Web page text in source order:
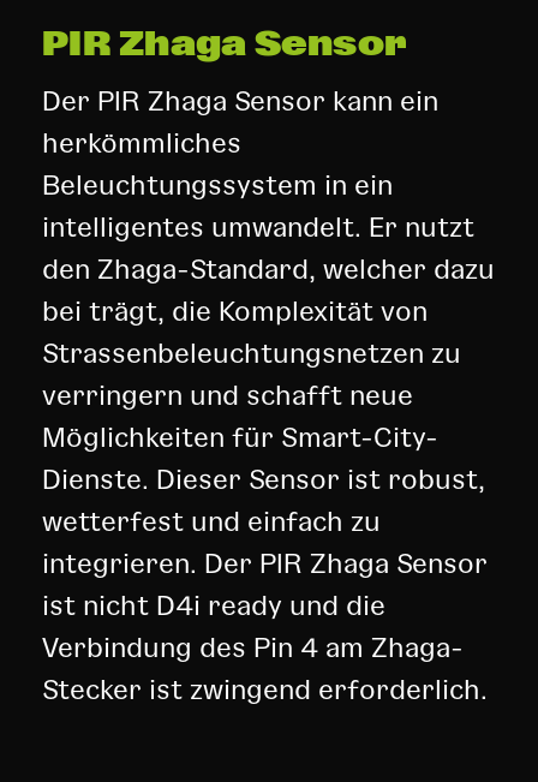
PIR Zhaga Sensor
Der PIR Zhaga Sensor kann ein
herkömmliches
Beleuchtungssystem in ein
intelligentes umwandelt. Er nutzt
den Zhaga-Standard, welcher dazu
bei trägt, die Komplexität von
Strassenbeleuchtungsnetzen zu
verringern und schafft neue
Möglichkeiten für Smart-City-
Dienste. Dieser Sensor ist robust,
wetterfest und einfach zu
integrieren. Der PIR Zhaga Sensor
ist nicht D4i ready und die
Verbindung des Pin 4 am Zhaga-
Stecker ist zwingend erforderlich.